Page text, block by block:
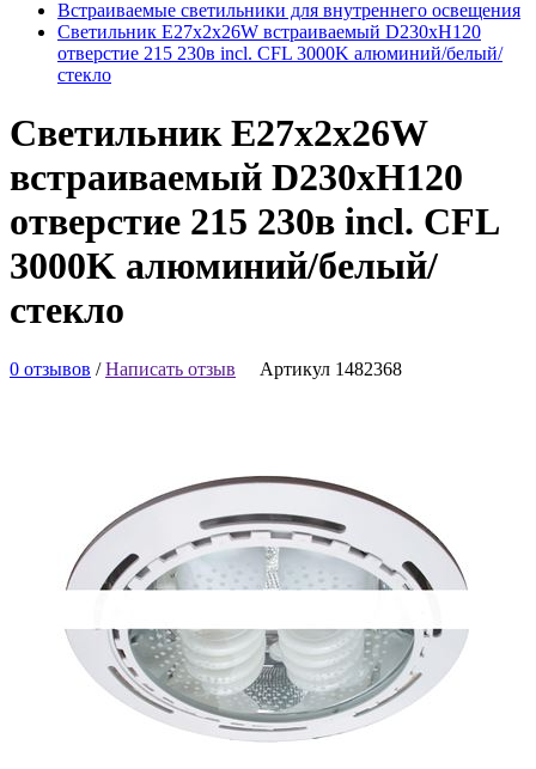
Встраиваемые светильники для внутреннего освещения
Светильник E27х2x26W встраиваемый D230хH120
отверстие 215 230в incl. CFL 3000K алюминий/белый/
стекло
Светильник E27х2x26W
встраиваемый D230хH120
отверстие 215 230в incl. CFL
3000K алюминий/белый/
стекло
0 отзывов /Написать отзыв Артикул 1482368